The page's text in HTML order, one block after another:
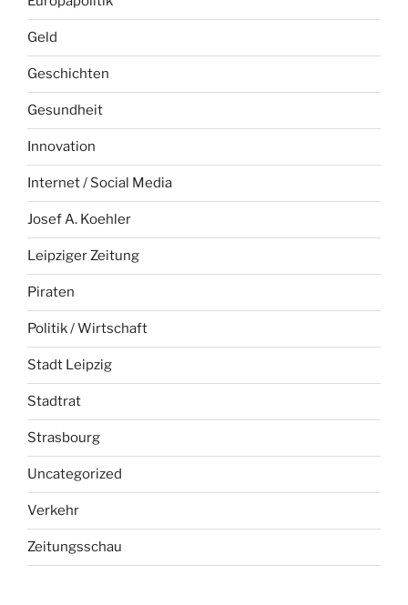
Geld
Geschichten
Gesundheit
Innovation
Internet / Social Media
Josef A. Koehler
Leipziger Zeitung
Piraten
Politik / Wirtschaft
Stadt Leipzig
Stadtrat
Strasbourg
Uncategorized
Verkehr
Zeitungsschau